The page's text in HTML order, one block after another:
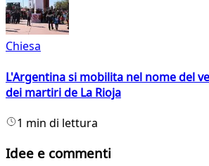
Chiesa
L'Argentina si mobilita nel nome del
dei martiri de La Rioja
1 min di lettura
Idee e commenti